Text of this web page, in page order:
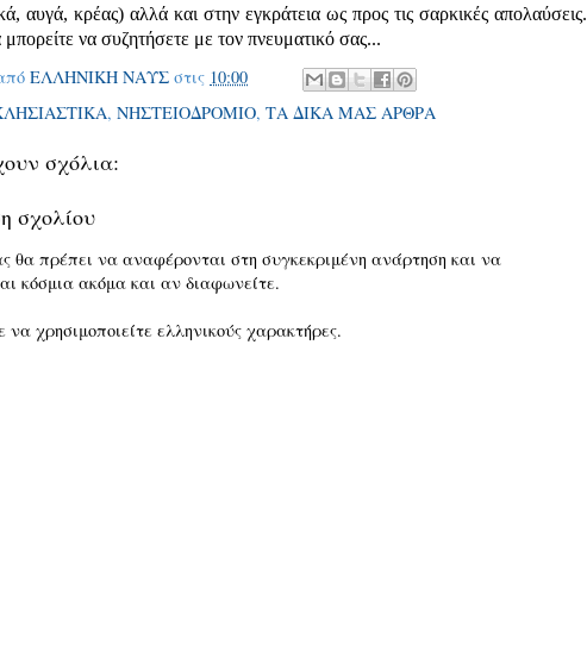
αυγά, κρέας) αλλά και στην εγκράτεια ως προς τις σαρκικές απολαύσεις.
να συζητήσετε με τον πνευματικό σας...
ΕΛΛΗΝΙΚΗ ΝΑΥΣ στις 10:00
, ΝΗΣΤΕΙΟΔΡΟΜΙΟ, ΤΑ ΔΙΚΑ ΜΑΣ ΑΡΘΡΑ
σχόλια:
σχολίου
θα πρέπει να αναφέρονται στη συγκεκριμένη ανάρτηση και να
κόσμια ακόμα και αν διαφωνείτε.
χρησιμοποιείτε ελληνικούς χαρακτήρες.